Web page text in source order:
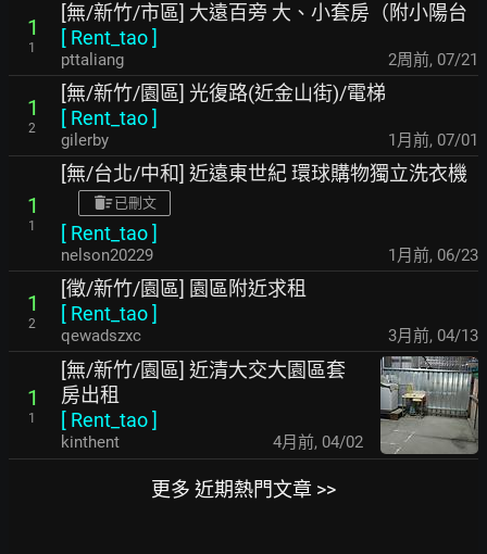
1
1
[無/新竹/市區] 大遠百旁 大、小套房（附小陽台
[ Rent_tao]
pttaliang 2周前, 07/21
1
2
[無/新竹/園區] 光復路(近金山街)/電梯
[ Rent_tao]
gilerby 1月前, 07/01
1
1
[無/台北/中和] 近遠東世紀 環球購物獨立洗衣機
已刪文
[ Rent_tao]
nelson20229 1月前, 06/23
1
2
[徵/新竹/園區] 園區附近求租
[ Rent_tao]
qewadszxc 3月前, 04/13
1
1
[無/新竹/園區] 近清大交大園區套
房出租
[ Rent_tao]
kinthent 4月前, 04/02
更多 近期熱門文章 >>